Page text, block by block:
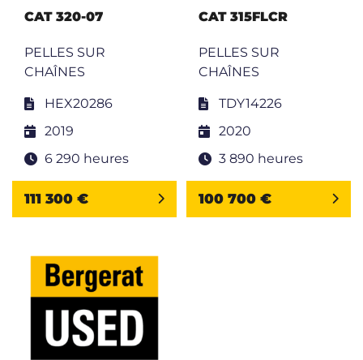
CAT 320-07
PELLES SUR
CHAÎNES
HEX20286
2019
6 290 heures
111 300 €
CAT 315FLCR
PELLES SUR
CHAÎNES
TDY14226
2020
3 890 heures
100 700 €